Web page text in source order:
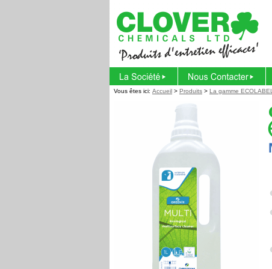
Vous êtes ici: Accueil > Produits > La gamme ECOLABEL